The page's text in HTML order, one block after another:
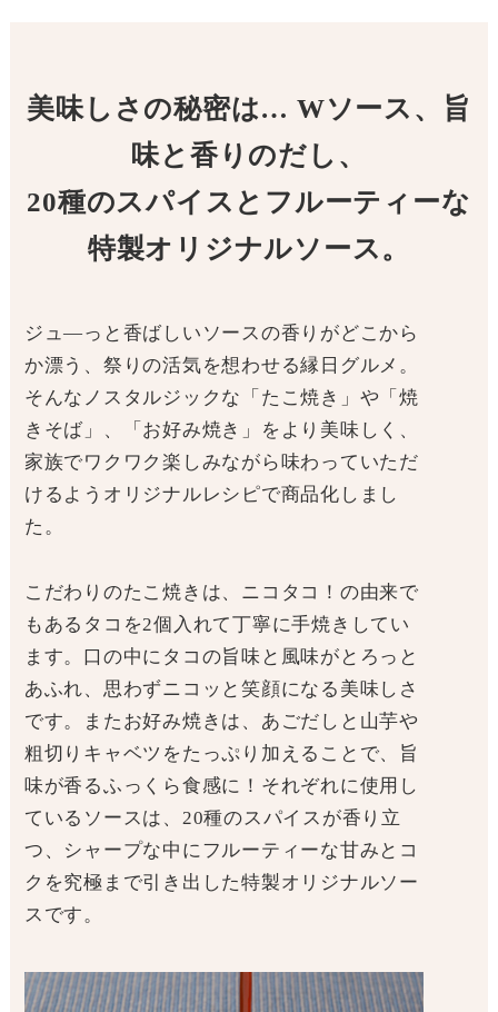
美味しさの秘密は… Wソース、旨
味と香りのだし、
20種のスパイスとフルーティーな
特製オリジナルソース。
ジュ―っと香ばしいソースの香りがどこから
か漂う、祭りの活気を想わせる縁日グルメ。
そんなノスタルジックな「たこ焼き」や「焼
きそば」、「お好み焼き」をより美味しく、
家族でワクワク楽しみながら味わっていただ
けるようオリジナルレシピで商品化しまし
た。
こだわりのたこ焼きは、ニコタコ！の由来で
もあるタコを2個入れて丁寧に手焼きしてい
ます。口の中にタコの旨味と風味がとろっと
あふれ、思わずニコッと笑顔になる美味しさ
です。またお好み焼きは、あごだしと山芋や
粗切りキャベツをたっぷり加えることで、旨
味が香るふっくら食感に！それぞれに使用し
ているソースは、20種のスパイスが香り立
つ、シャープな中にフルーティーな甘みとコ
クを究極まで引き出した特製オリジナルソー
スです。